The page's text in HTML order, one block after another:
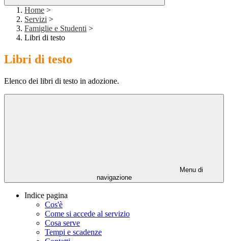
Home >
Servizi >
Famiglie e Studenti >
Libri di testo
Libri di testo
Elenco dei libri di testo in adozione.
Menu di
navigazione
Indice pagina
Cos'è
Come si accede al servizio
Cosa serve
Tempi e scadenze